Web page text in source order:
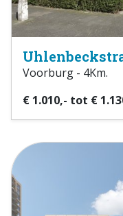
Voorburg - 4Km.
€ 1.010,- tot €